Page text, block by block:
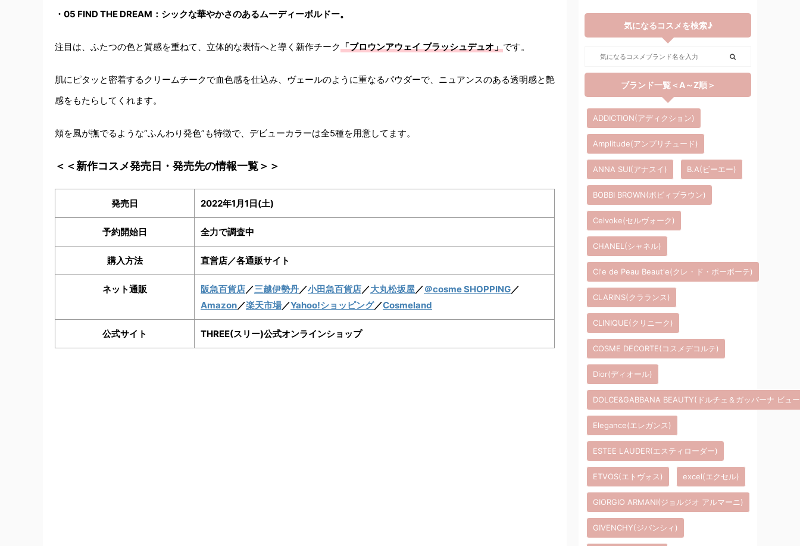
・ 05 FIND THE DREAM ：シックな華やかさのあるムーディーボルドー。
注目は、ふたつの色と質感を重ねて、立体的な表情へと導く新作チーク「ブロウンアウェイ ブラッシュデュオ」です。
肌にピタッと密着するクリームチークで血色感を仕込み、ヴェールのように重なるパウダーで、ニュアンスのある透明感と艶
感をもたらしてくれます。
頬を風が撫でるような“ふんわり発色”も特徴で、デビューカラーは全5種を用意してます。
＜＜新作コスメ発売日・発売先の情報一覧＞＞
発売日 2022年1月1日(土)
予約開始日 全力で調査中
購入方法 直営店／各通販サイト
ネット通販 阪急百貨店／三越伊勢丹／小田急百貨店／大丸松坂屋／＠cosme SHOPPING／
Amazon／楽天市場／Yahoo!ショッピング／Cosmeland
公式サイト THREE(スリー)公式オンラインショップ
気になるコスメを検索♪
ブランド一覧＜A～Z順＞
ADDICTION(アディクション)
Amplitude(アンプリチュード)
ANNA SUI(アナスイ) B.A(ビーエー)
BOBBI BROWN(ボビィブラウン)
Celvoke(セルヴォーク)
CHANEL(シャネル)
Cl'e de Peau Beaut'e(クレ・ド・ポーボーテ)
CLARINS(クラランス)
CLINIQUE(クリニーク)
COSME DECORTE(コスメデコルテ)
Dior(ディオール)
DOLCE&GABBANA BEAUTY(ドルチェ＆ガッバーナ ビュ
Elegance(エレガンス)
ESTEE LAUDER(エスティローダー)
ETVOS(エトヴォス) excel(エクセル)
GIORGIO ARMANI(ジョルジオ アルマーニ)
GIVENCHY(ジバンシィ)